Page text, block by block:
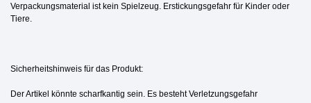
Verpackungsmaterial ist kein Spielzeug. Erstickungsgefahr für Kinder oder
Tiere.
Sicherheitshinweis für das Produkt:
Der Artikel könnte scharfkantig sein. Es besteht Verletzungsgefahr